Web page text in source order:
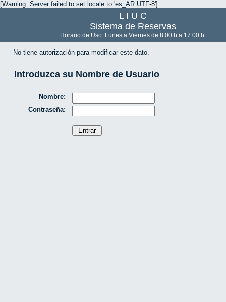
[Warning: Server failed to set locale to 'es_AR.UTF-8']
L I U C
Sistema de Reservas
Horario de Uso: Lunes a Viernes de 8:00 h a 17:00 h.
No tiene autorización para modificar este dato.
Introduzca su Nombre de Usuario
Nombre:
Contraseña: